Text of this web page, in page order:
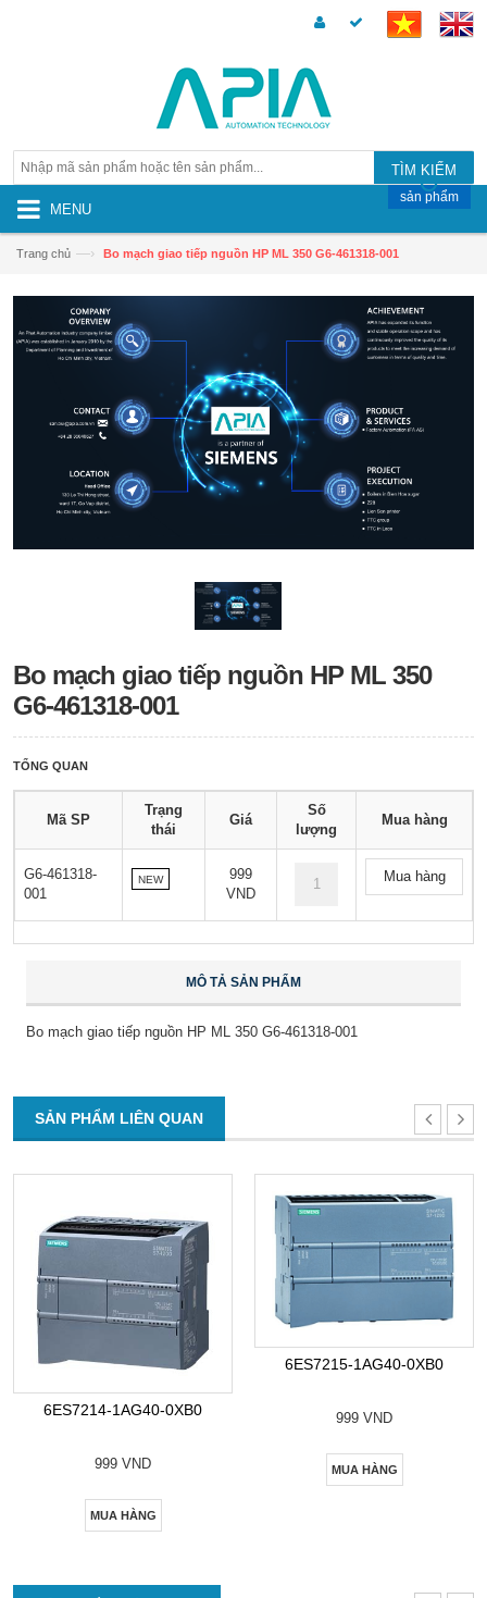
TÌM KIẾM
MENU
sản phẩm
Trang chủ —› Bo mạch giao tiếp nguồn HP ML 350 G6-461318-001
Bo mạch giao tiếp nguồn HP ML 350
G6-461318-001
TỔNG QUAN
Mã SP
Trạng
thái
Giá
Số
lượng
Mua hàng
G6-461318-
001
NEW
999
VND
Mua hàng
MÔ TẢ SẢN PHẨM
Bo mạch giao tiếp nguồn HP ML 350 G6-461318-001
SẢN PHẨM LIÊN QUAN
6ES7214-1AG40-0XB0
999 VND
MUA HÀNG
6ES7215-1AG40-0XB0
999 VND
MUA HÀNG